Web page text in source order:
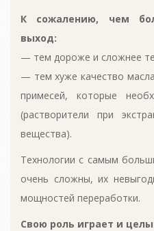
К сожалению, чем
выход:
— тем дороже и сложнее
— тем хуже качество
примесей, которые
(растворители при
вещества).
Технологии с самым
очень сложны, их
мощностей переработки.
Свою роль играет и